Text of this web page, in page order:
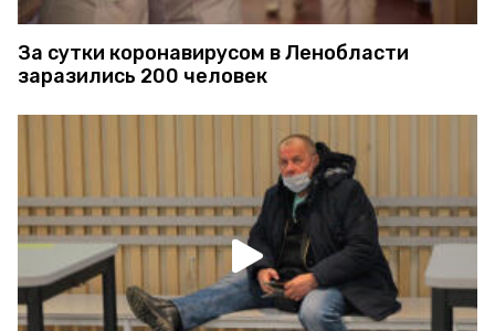
За сутки коронавирусом в Ленобласти
заразились 200 человек